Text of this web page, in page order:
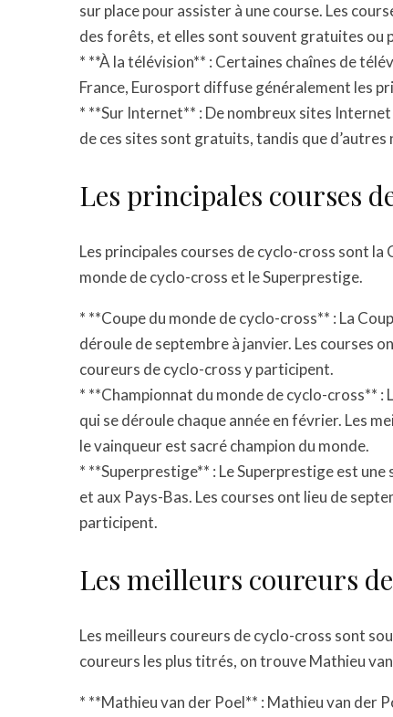
sur place pour assister à une course. Les
des forêts, et elles sont souvent gratuites ou
* **À la télévision** : Certaines chaînes de
France, Eurosport diffuse généralement les
* **Sur Internet** : De nombreux sites
de ces sites sont gratuits, tandis que
Les principales courses
Les principales courses de cyclo-cross sont
monde de cyclo-cross et le Superprestige.
* **Coupe du monde de cyclo-cross** : La
déroule de septembre à janvier. Les courses
coureurs de cyclo-cross y participent.
* **Championnat du monde de cyclo-cross** :
qui se déroule chaque année en février. Les
le vainqueur est sacré champion du monde.
* **Superprestige** : Le Superprestige est
et aux Pays-Bas. Les courses ont lieu de
participent.
Les meilleurs coureurs
Les meilleurs coureurs de cyclo-cross sont
coureurs les plus titrés, on trouve Mathieu
* **Mathieu van der Poel** : Mathieu van der